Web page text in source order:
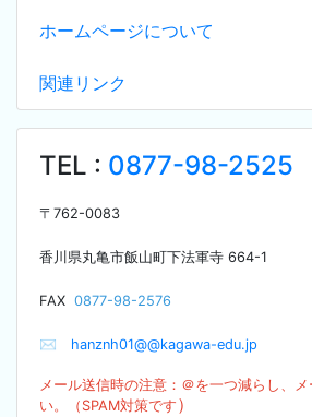
ホームページについて
関連リンク
TEL : 0877-98-2525
〒 762-0083
香川県丸亀市飯山町下法軍寺 664-1
FAX 0877-98-2576
✉ hanznh01@@kagawa-edu.jp
メール送信時の注意：＠を一つ減らし、メ
い。（SPAM対策です ）